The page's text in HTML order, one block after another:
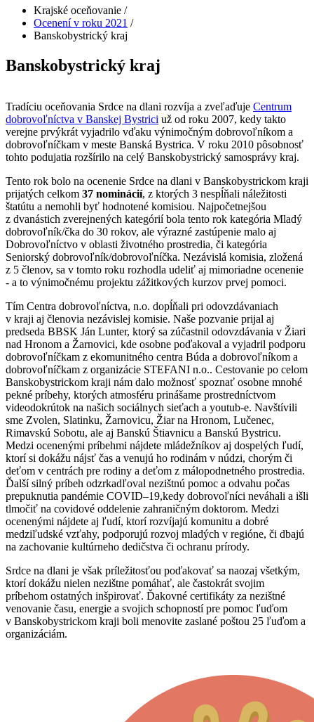
Krajské oceňovanie /
Ocenení v roku 2021 /
Banskobystrický kraj
Banskobystrický kraj
Tradíciu oceňovania Srdce na dlani rozvíja a zveľaďuje Centrum
dobrovoľníctva v Banskej Bystrici už od roku 2007, kedy takto
verejne prvýkrát vyjadrilo vďaku výnimočným dobrovoľníkom a
dobrovoľníčkam v meste Banská Bystrica. V roku 2010 pôsobnosť
tohto podujatia rozšírilo na celý Banskobystrický samosprávy kraj.
Tento rok bolo na ocenenie Srdce na dlani v Banskobystrickom kraji
prijatých celkom 37 nominácií, z ktorých 3 nespĺňali náležitosti
štatútu a nemohli byť hodnotené komisiou. Najpočetnejšou
z dvanástich zverejnených kategórií bola tento rok kategória Mladý
dobrovoľník/čka do 30 rokov, ale výrazné zastúpenie malo aj
Dobrovoľníctvo v oblasti životného prostredia, či kategória
Seniorský dobrovoľník/dobrovoľníčka. Nezávislá komisia, zložená
z 5 členov, sa v tomto roku rozhodla udeliť aj mimoriadne ocenenie
- a to výnimočnému projektu zážitkových kurzov prvej pomoci.
Tím Centra dobrovoľníctva, n.o. dopĺňali pri odovzdávaniach
v kraji aj členovia nezávislej komisie. Naše pozvanie prijal aj
predseda BBSK Ján Lunter, ktorý sa zúčastnil odovzdávania v Žiari
nad Hronom a Žarnovici, kde osobne poďakoval a vyjadril podporu
dobrovoľníčkam z ekomunitného centra Búda a dobrovoľníkom a
dobrovoľníčkam z organizácie STEFANI n.o.. Cestovanie po celom
Banskobystrickom kraji nám dalo možnosť spoznať osobne mnohé
pekné príbehy, ktorých atmosféru prinášame prostredníctvom
videodokrútok na našich sociálnych sieťach a youtub-e. Navštívili
sme Zvolen, Slatinku, Žarnovicu, Žiar na Hronom, Lučenec,
Rimavskú Sobotu, ale aj Banskú Štiavnicu a Banskú Bystricu.
Medzi ocenenými príbehmi nájdete mládežníkov aj dospelých ľudí,
ktorí si dokážu nájsť čas a venujú ho rodinám v núdzi, chorým či
deťom v centrách pre rodiny a deťom z málopodnetného prostredia.
Ďalší silný príbeh odzrkadľoval nezištnú pomoc a odvahu počas
prepuknutia pandémie COVID–19,kedy dobrovoľníci neváhali a išli
tlmočiť na covidové oddelenie zahraničným doktorom. Medzi
ocenenými nájdete aj ľudí, ktorí rozvíjajú komunitu a dobré
medziľudské vzťahy, podporujú rozvoj mladých v regióne, či dbajú
na zachovanie kultúrneho dedičstva či ochranu prírody.
Srdce na dlani je však príležitosťou poďakovať sa naozaj všetkým,
ktorí dokážu nielen nezištne pomáhať, ale častokrát svojim
príbehom ostatných inšpirovať. Ďakovné certifikáty za nezištné
venovanie času, energie a svojich schopností pre pomoc ľuďom
v Banskobystrickom kraji boli menovite zaslané poštou 25 ľuďom a
organizáciám.